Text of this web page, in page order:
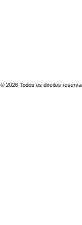
© 2026 Todos os direitos